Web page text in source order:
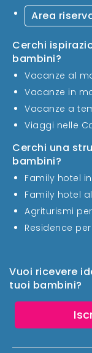
Vuoi ricevere
tuoi bambini?
Area
Cerchi
bambini?
Vacanze al
Vacanze in
Vacanze a
Viaggi nelle
Cerchi una
bambini?
Family hotel
Family hotel
Agriturismi
Residence